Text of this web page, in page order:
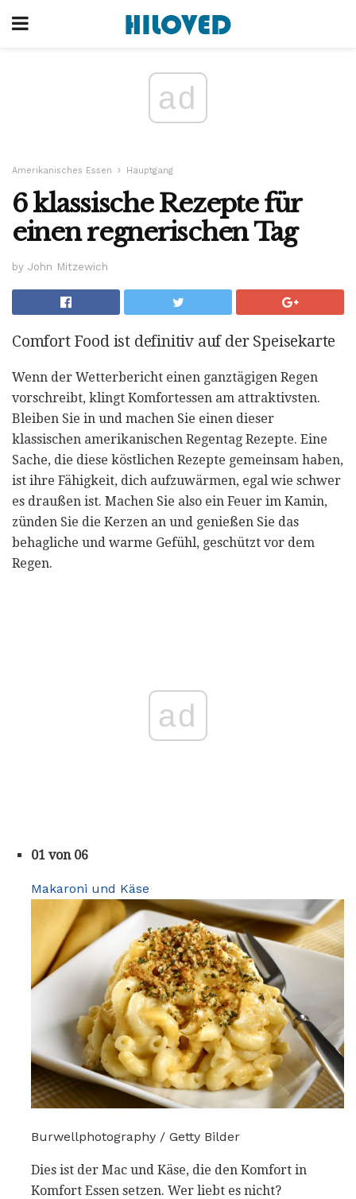
ad
Amerikanisches Essen Hauptgang
6 klassische Rezepte für
einen regnerischen Tag
by John Mitzewich
Comfort Food ist definitiv auf der Speisekarte
Wenn der Wetterbericht einen ganztägigen Regen
vorschreibt, klingt Komfortessen am attraktivsten.
Bleiben Sie in und machen Sie einen dieser
klassischen amerikanischen Regentag Rezepte. Eine
Sache, die diese köstlichen Rezepte gemeinsam haben,
ist ihre Fähigkeit, dich aufzuwärmen, egal wie schwer
es draußen ist. Machen Sie also ein Feuer im Kamin,
zünden Sie die Kerzen an und genießen Sie das
behagliche und warme Gefühl, geschützt vor dem
Regen.
ad
01 von 06
Makaroni und Käse
Burwellphotography / Getty Bilder
Dies ist der Mac und Käse, die den Komfort in
Komfort Essen setzen. Wer liebt es nicht?